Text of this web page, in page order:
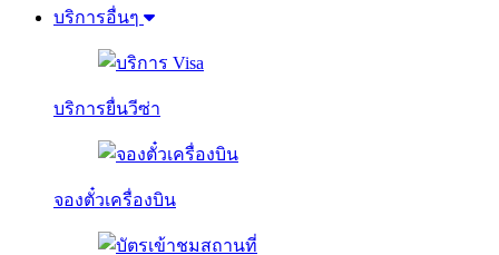
บริการอื่นๆ
บริการยื่นวีซ่า
จองตั๋วเครื่องบิน